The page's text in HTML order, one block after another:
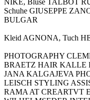
NIKE, Bluse TALBOT
Schuhe GIUSEPPE
BULGAR
Kleid AGNONA, Tuch
PHOTOGRAPHY
BRAETZ HAIR KALLE
JANA KALGAJEVA
LEISCH STYLING
RAMA AT CREARTVT